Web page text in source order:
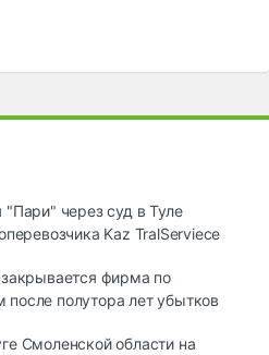
через суд в Туле
Kaz TralServiece
фирма по
полутора лет убытков
Смоленской области на